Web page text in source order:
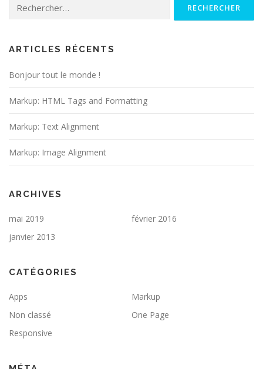
ARTICLES RÉCENTS
Bonjour tout le monde !
Markup: HTML Tags and Formatting
Markup: Text Alignment
Markup: Image Alignment
ARCHIVES
mai 2019
février 2016
janvier 2013
CATÉGORIES
Apps
Markup
Non classé
One Page
Responsive